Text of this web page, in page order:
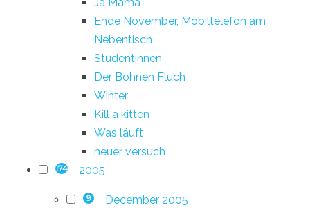
Ende November, Mobiltelefon am
Nebentisch
Studentinnen
Der Bohnen Fluch
Winter
Kill a kitten
Was läuft
neuer versuch
174 2005
9 December 2005